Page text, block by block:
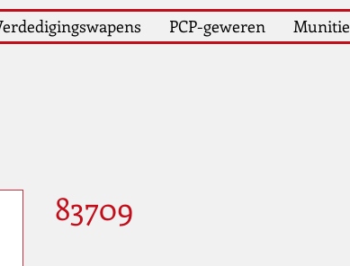
PCP-geweren Munitie
83709